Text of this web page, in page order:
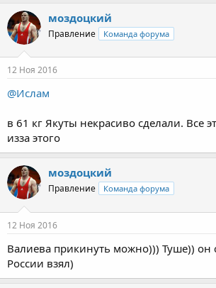
моздоцкий
Правление Команда форума
12 Ноя 2016
@Ислам
в 61 кг Якуты некрасиво сделали. Все
изза этого
моздоцкий
Правление Команда форума
12 Ноя 2016
Валиева прикинуть можно))) Туше)) он
России взял)